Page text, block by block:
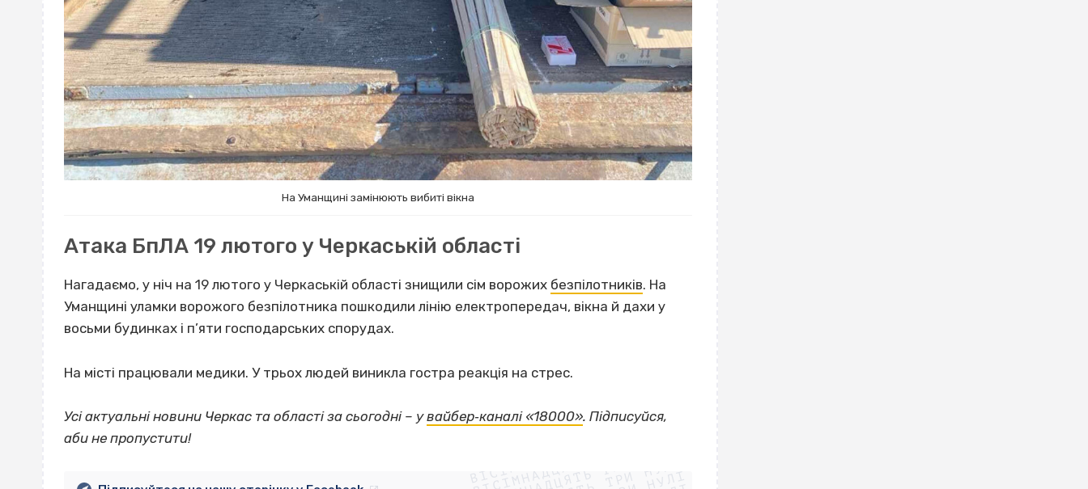
На Уманщині замінюють вибиті вікна
Атака БпЛА 19 лютого у Черкаській області
Нагадаємо, у ніч на 19 лютого у Черкаській області знищили сім ворожих безпілотників. На
Уманщині уламки ворожого безпілотника пошкодили лінію електропередач, вікна й дахи у
восьми будинках і п’яти господарських спорудах.
На місті працювали медики. У трьох людей виникла гостра реакція на стрес.
Усі актуальні новини Черкас та області за сьогодні – увайбер‐каналі «18000». Підписуйся,
аби не пропустити!
ВІСІМНАДЦЯТЬ ТРИ НУЛІ
ВІСІМНАДЦЯТЬ ТРИ НУЛІ